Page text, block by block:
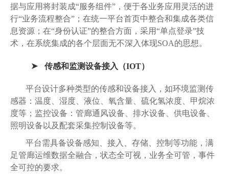
据与应用将封装成“服务组件”，便于各业务应用灵活的进
行“业务流程整合”；在统一平台首页中整合和集成各类信
息资源；在“身份认证”的整合方面，采用“单点登录”技
术，在系统集成的各个层面无不深入体现SOA的思想。
传感和监测设备接入（IOT）
平台设计多种类型的传感和设备接入，如环境监测传
感器：温度、湿度、液位、氧含量、硫化氢浓度、甲烷浓
度等；监控设备：管廊通风设备、排水设备、供电设备、
照明设备以及配套采集控制设备等。
平台需具备设备感知、接入、存储、控制等功能，满
足管廊运维数据全融合，状态全可视，业务全可管，事件
全可控的要求。